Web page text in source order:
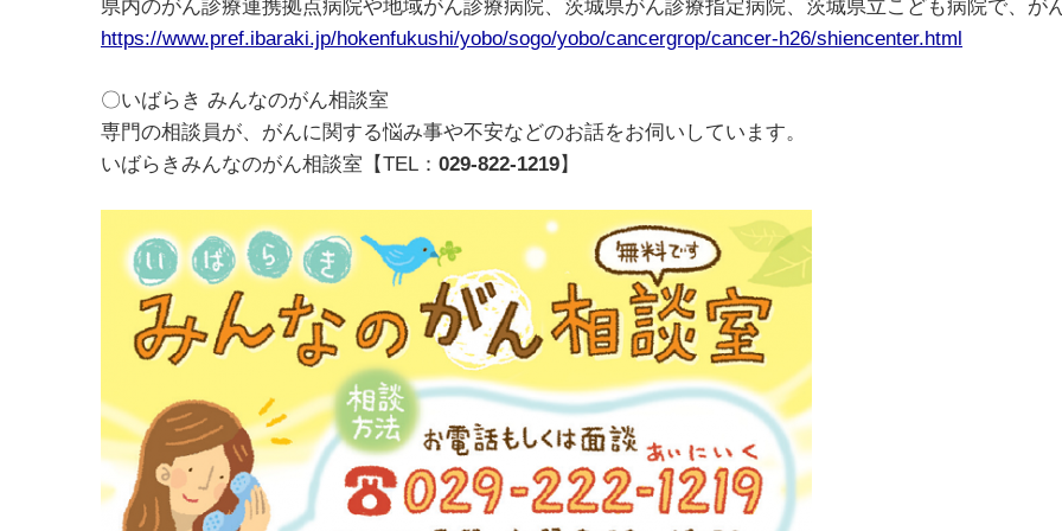
県内のがん診療連携拠点病院や地域がん診療病院、茨城県がん診療指定病院、茨城県立こども病院で、が
https://www.pref.ibaraki.jp/hokenfukushi/yobo/sogo/yobo/cancergrop/cancer-h26/shiencenter.html
〇いばらき みんなのがん相談室
専門の相談員が、がんに関する悩み事や不安などのお話をお伺いしています。
いばらきみんなのがん相談室【TEL： 029-822-1219】